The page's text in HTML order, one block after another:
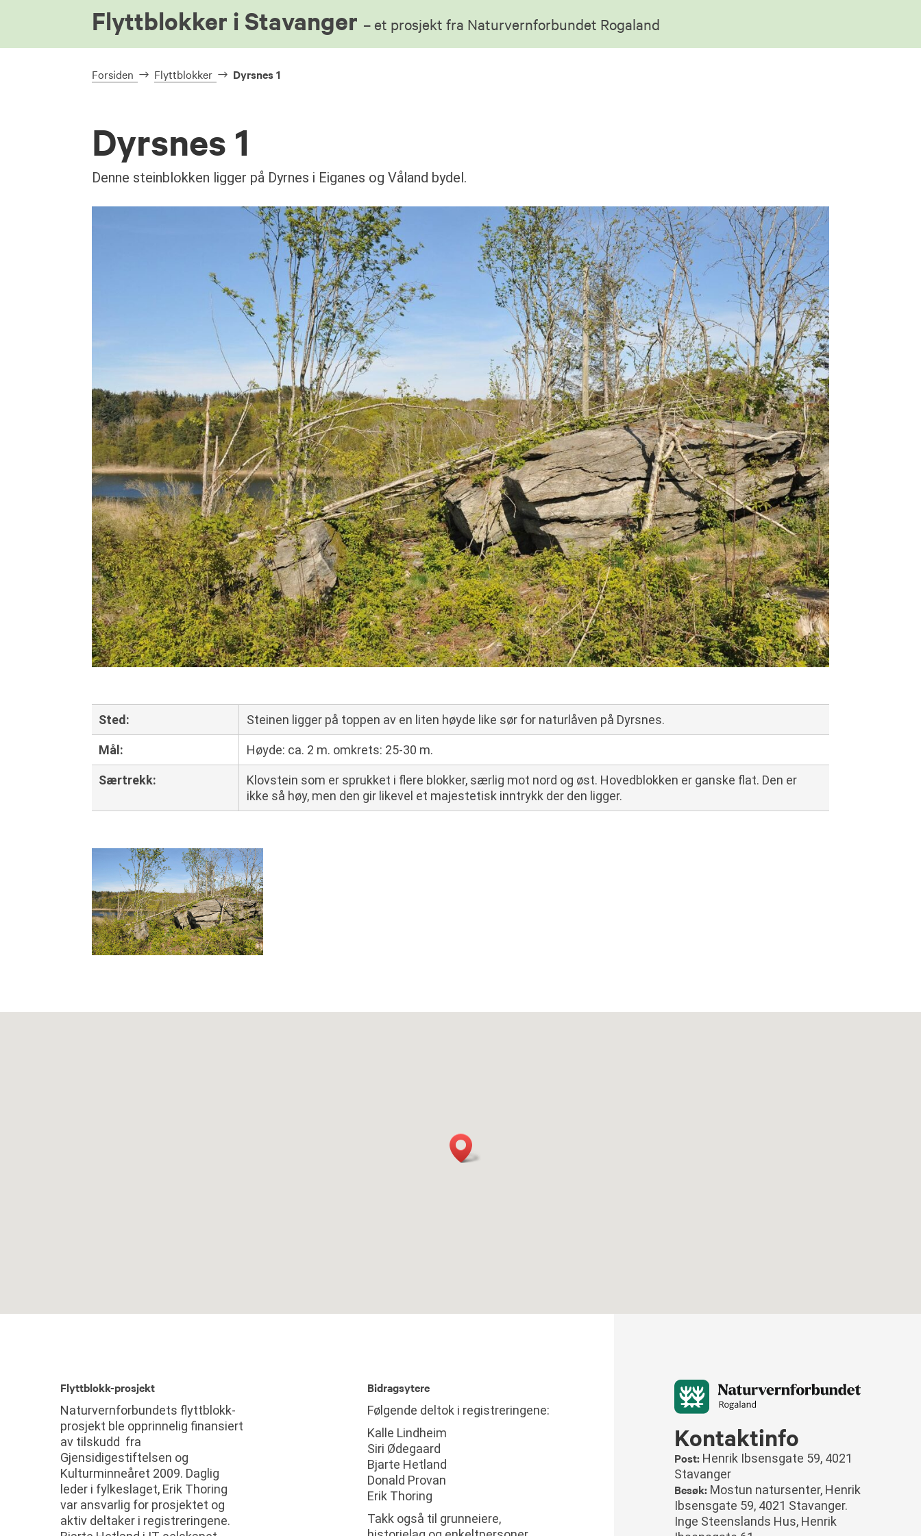
Flyttblokker i Stavanger – et prosjekt fra Naturvernforbundet Rogaland
Forsiden Flyttblokker Dyrsnes 1
Dyrsnes 1
Denne steinblokken ligger på Dyrnes i Eiganes og Våland bydel.
Sted : Steinen ligger på toppen av en liten høyde like sør for naturlåven på Dyrsnes.
Mål : Høyde: ca. 2 m. omkrets: 25-30 m.
Særtrekk:
Klovstein som er sprukket i flere blokker, særlig mot nord og øst. Hovedblokken er ganske flat. Den er
ikke så høy, men den gir likevel et majestetisk inntrykk der den ligger.
Flyttblokk-prosjekt
Naturvernforbundets flyttblokk-
prosjekt ble opprinnelig finansiert
av tilskudd fra
Gjensidigestiftelsen og
Kulturminneåret 2009. Daglig
leder i fylkeslaget, Erik Thoring
var ansvarlig for prosjektet og
aktiv deltaker i registreringene.
Bidragsytere
Følgende deltok i registreringene:
Kalle Lindheim
Siri Ødegaard
Bjarte Hetland
Donald Provan
Erik Thoring
Takk også til grunneiere,
Kontaktinfo
Post: Henrik Ibsensgate 59, 4021
Stavanger
Besøk:Mostun natursenter, Henrik
Ibsensgate 59, 4021 Stavanger.
Inge Steenslands Hus, Henrik